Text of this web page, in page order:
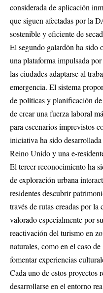
considerada de aplicación
que siguen afectadas por la
sostenible y eficiente de
El segundo galardón ha sido
una plataforma impulsada
las ciudades adaptarse al
emergencia. El sistema
de políticas y planificación
de crear una fuerza laboral
para escenarios imprevistos
iniciativa ha sido
Reino Unido y una e-
El tercer reconocimiento ha
de exploración urbana
residentes descubrir
través de rutas creadas por la
valorado especialmente por
reactivación del turismo en
naturales, como en el caso
fomentar experiencias
Cada uno de estos proyectos
desarrollarse en el entorno